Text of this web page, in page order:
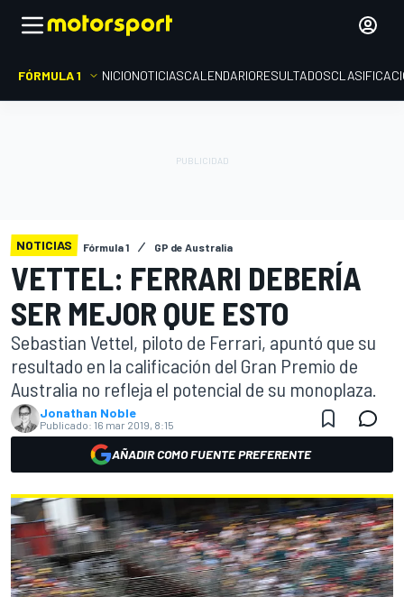
FÓRMULA 1 INICIONOTICIASCALENDARIORESULTADOS
NOTICIAS Fórmula 1 GP de Australia
VETTEL: FERRARI DEBERÍA
SER MEJOR QUE ESTO
Sebastian Vettel, piloto de Ferrari, apuntó que su
resultado en la calificación del Gran Premio de
Australia no refleja el potencial de su monoplaza.
Jonathan Noble
Publicado: 16 mar 2019, 8:15
AÑADIR COMO FUENTE PREFERENTE